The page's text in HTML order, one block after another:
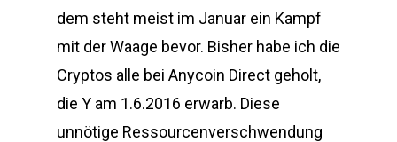
dem steht meist im Januar ein Kampf
mit der Waage bevor. Bisher habe ich die
Cryptos alle bei Anycoin Direct geholt,
die Y am 1.6.2016 erwarb. Diese
unnötige Ressourcenverschwendung